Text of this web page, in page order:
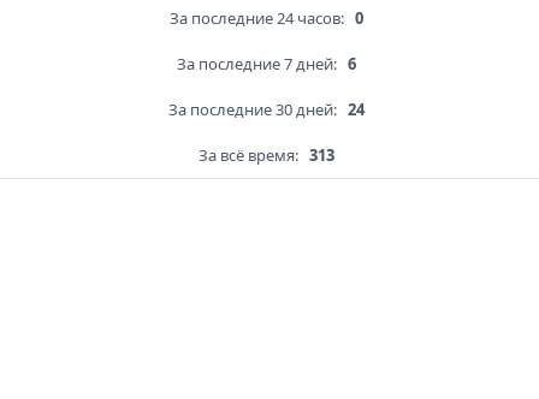
За последние 24 часов: 0
За последние 7 дней: 6
За последние 30 дней: 24
За всё время: 313